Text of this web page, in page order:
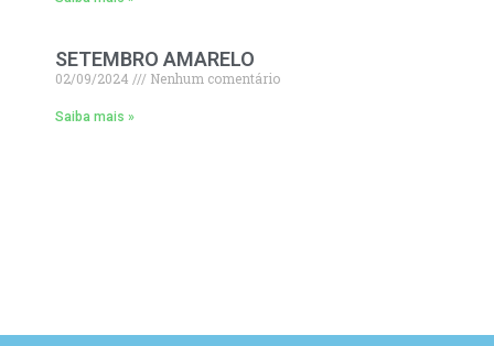
SETEMBRO AMARELO
02/09/2024 Nenhum comentário
Saiba mais »